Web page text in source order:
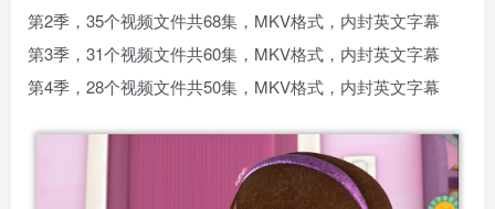
第2季，35个视频文件共68集，MKV格式，内封英文字幕
第3季，31个视频文件共60集，MKV格式，内封英文字幕
第4季，28个视频文件共50集，MKV格式，内封英文字幕